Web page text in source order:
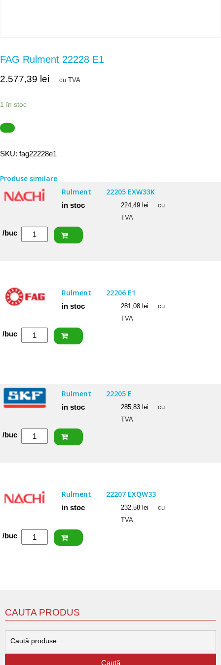
FAG Rulment 22228 E1
2.577,39 lei cu TVA
1 în stoc
SKU: fag22228e1
Produse similare
Rulment
22205 EXW33K
in stoc 224,49 lei
cu
TVA
Cantitate
NACHI
/buc
Rulment 22206 E1
in stoc 281,08 lei
cu
TVA
Cantitate
/buc
Rulment 22205 E
in stoc 285,83 lei
cu
TVA
Cantitate
/buc
Rulment 22207 EXQW33
in stoc 232,58 lei
cu
TVA
Cantitate
NACHI
/buc
CAUTA PRODUS
Caută